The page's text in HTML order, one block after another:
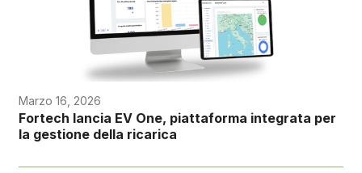
Marzo 16, 2026
Fortech lancia EV One, piattaforma integrata per
la gestione della ricarica